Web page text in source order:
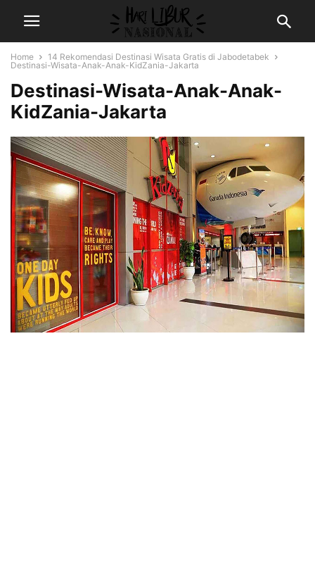
Home
14 Rekomendasi Destinasi Wisata Gratis di Jabodetabek
Destinasi-Wisata-Anak-Anak-KidZania-Jakarta
Destinasi-Wisata-Anak-Anak-
KidZania-Jakarta